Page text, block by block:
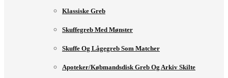
Klassiske Greb
Skuffegreb Med Mønster
Skuffe Og Lågegreb Som Matcher
Apoteker/købmandsdisk Greb Og Arkiv Skilte